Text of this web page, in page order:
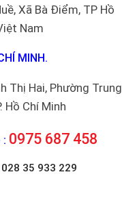
Xã Bà Điểm, TP Hồ
Nam
MINH.
Thị Hai, Phường Trung
Hồ Chí Minh
: 0975 687 458
028 35 933 229